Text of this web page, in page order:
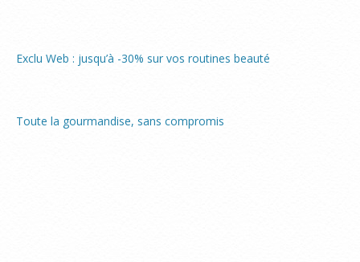
Exclu Web : jusqu’à -30% sur vos routines beauté
Toute la gourmandise, sans compromis